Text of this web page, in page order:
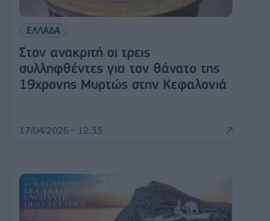
ΕΛΛΑΔΑ
Στον ανακριτή οι τρεις
συλληφθέντες για τον θάνατο της
19χρονης Μυρτώς στην Κεφαλονιά
17/04/2026 - 12:33